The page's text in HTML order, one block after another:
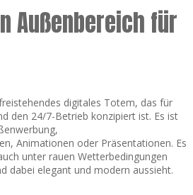
Außenbereich für
digitales Totem, das für
den 24/7-Betrieb konzipiert ist. Es ist
Animationen oder Präsentationen. Es
unter rauen Wetterbedingungen
dabei elegant und modern aussieht.